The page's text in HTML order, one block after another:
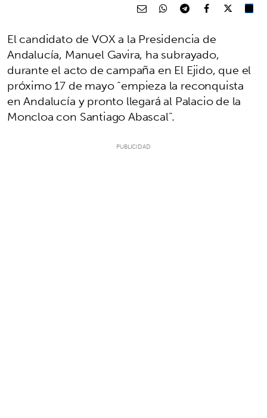
El candidato de VOX a la Presidencia de
Andalucía, Manuel Gavira, ha subrayado,
durante el acto de campaña en El Ejido, que el
próximo 17 de mayo “empieza la reconquista
en Andalucía y pronto llegará al Palacio de la
Moncloa con Santiago Abascal”.